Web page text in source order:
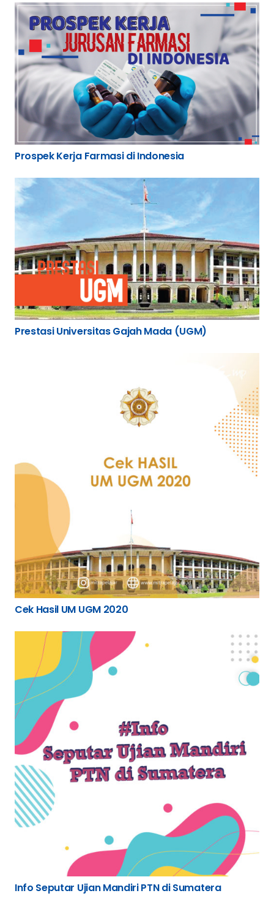
Prospek Kerja Farmasi di Indonesia
Prestasi Universitas Gajah Mada (UGM)
Cek Hasil UM UGM 2020
Info Seputar Ujian Mandiri PTN di Sumatera